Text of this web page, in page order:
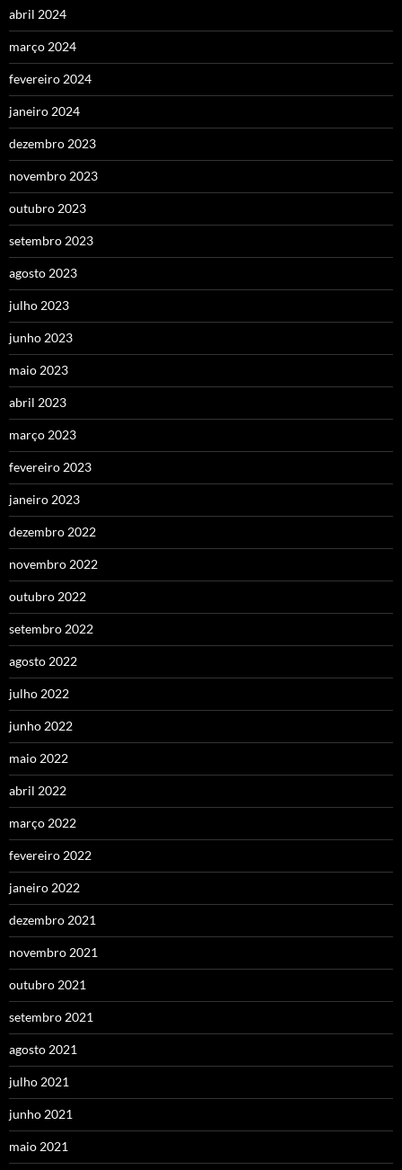
abril 2024
março 2024
fevereiro 2024
janeiro 2024
dezembro 2023
novembro 2023
outubro 2023
setembro 2023
agosto 2023
julho 2023
junho 2023
maio 2023
abril 2023
março 2023
fevereiro 2023
janeiro 2023
dezembro 2022
novembro 2022
outubro 2022
setembro 2022
agosto 2022
julho 2022
junho 2022
maio 2022
abril 2022
março 2022
fevereiro 2022
janeiro 2022
dezembro 2021
novembro 2021
outubro 2021
setembro 2021
agosto 2021
julho 2021
junho 2021
maio 2021